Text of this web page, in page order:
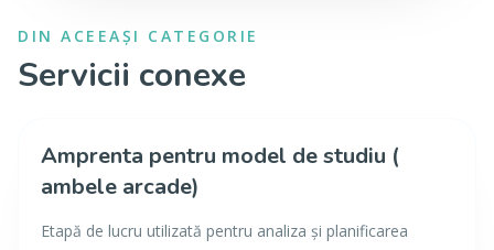
DIN ACEEAȘI CATEGORIE
Servicii conexe
Amprenta pentru model de studiu (
ambele arcade)
Etapă de lucru utilizată pentru analiza și planificarea